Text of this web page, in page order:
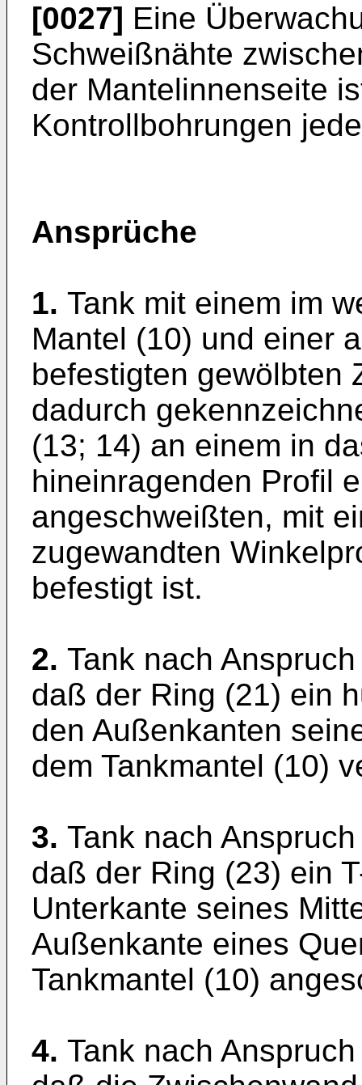
[0027] Eine
Schweißnähte
der Mantelinnenseite
Kontrollbohrungen
Ansprüche
1. Tank mit einem im
Mantel (10) und einer
befestigten gewölbten
dadurch
(13; 14) an einem in
hineinragenden Profil
angeschweißten, mit
zugewandten
befestigt ist.
2. Tank nach
daß der Ring (21) ein
den Außenkanten
dem Tankmantel (10)
3. Tank nach
daß der Ring (23) ein
Unterkante seines
Außenkante eines
Tankmantel (10)
4. Tank nach